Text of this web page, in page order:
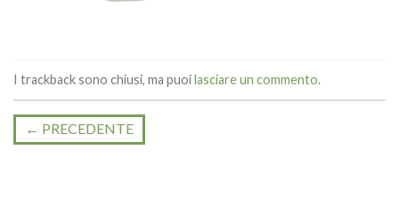
I trackback sono chiusi, ma puoilasciare un commento.
← PRECEDENTE